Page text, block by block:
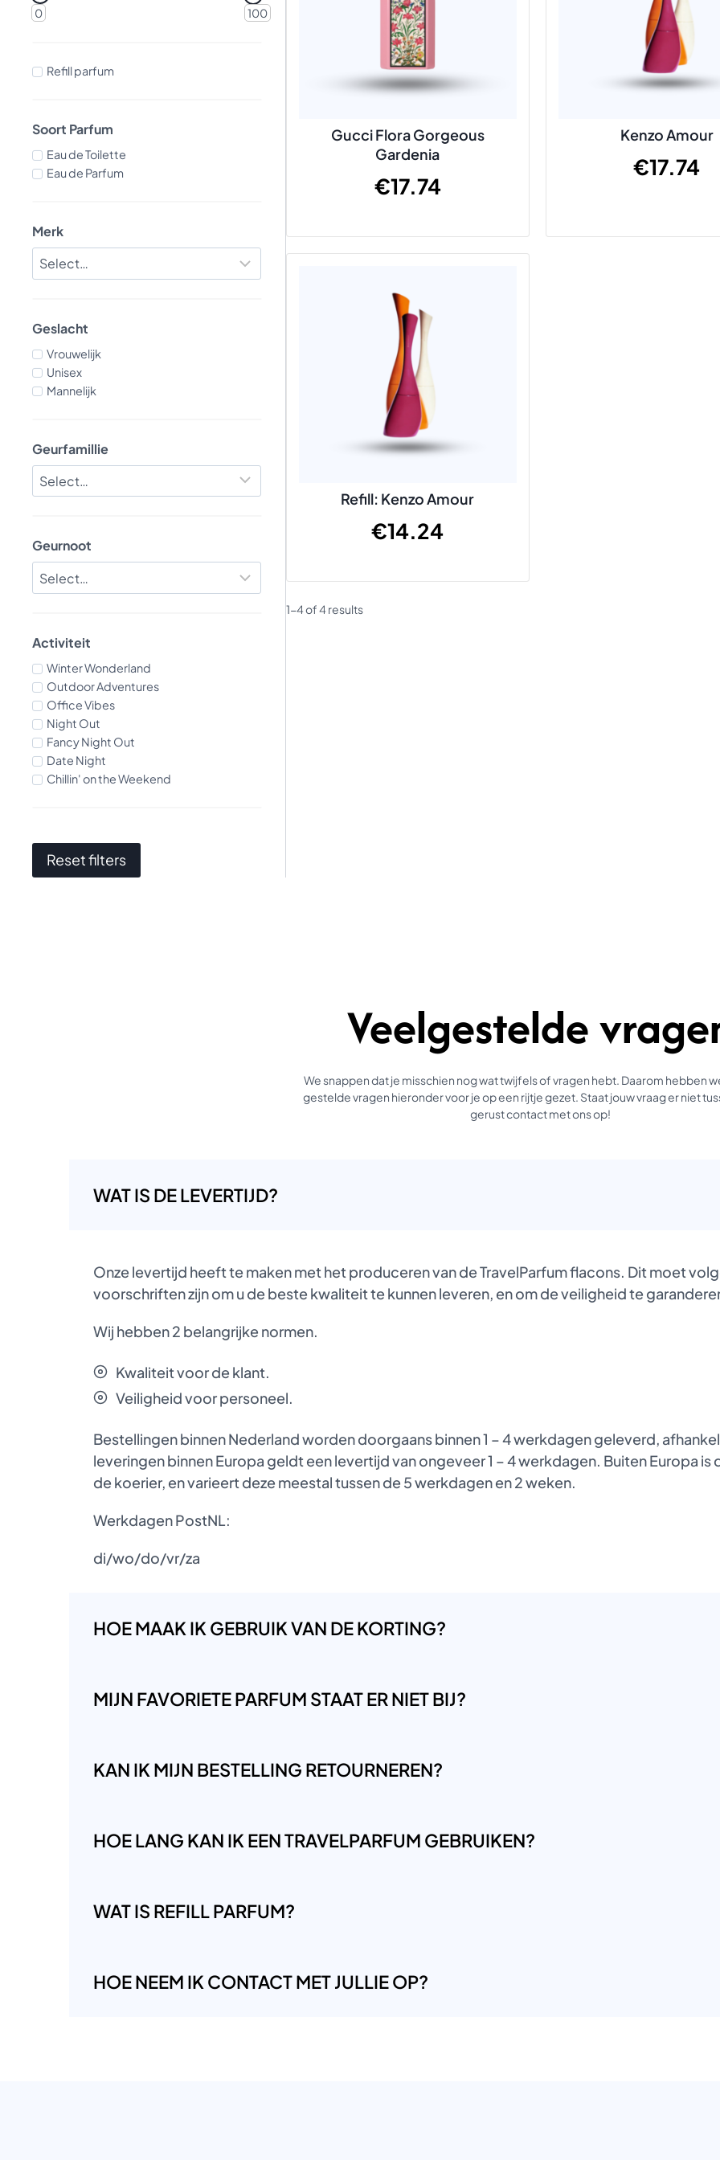
0 100
Refill parfum
Soort Parfum
Eau de Toilette
Eau de Parfum
Merk
Geslacht
Vrouwelijk
Unisex
Mannelijk
Geurfamillie
Geurnoot
Activiteit
Winter Wonderland
Outdoor Adventures
Office Vibes
Night Out
Fancy Night Out
Date Night
Chillin' on the Weekend
Reset filters
Gucci Flora Gorgeous
Gardenia
€17.74
Kenzo Amour
€17.74
Refill: Kenzo Amour
€14.24
1-4 of 4 results
Veelgestelde
We snappen dat je misschien nog wat twijfels of vragen hebt. Daarom hebben
gestelde vragen hieronder voor je op een rijtje gezet. Staat jouw vraag er niet
gerust contact met ons op!
WAT IS DE LEVERTIJD?
Onze levertijd heeft te maken met het produceren van de TravelParfum flacons. Dit moet
voorschriften zijn om u de beste kwaliteit te kunnen leveren, en om de veiligheid te
Wij hebben 2 belangrijke normen.
Kwaliteit voor de klant.
Veiligheid voor personeel.
Bestellingen binnen Nederland worden doorgaans binnen 1 – 4 werkdagen geleverd,
leveringen binnen Europa geldt een levertijd van ongeveer 1 – 4 werkdagen. Buiten Europa is
de koerier, en varieert deze meestal tussen de 5 werkdagen en 2 weken.
Werkdagen PostNL:
di/wo/do/vr/za
HOE MAAK IK GEBRUIK VAN DE KORTING?
MIJN FAVORIETE PARFUM STAAT ER NIET BIJ?
KAN IK MIJN BESTELLING RETOURNEREN?
HOE LANG KAN IK EEN TRAVELPARFUM GEBRUIKEN?
WAT IS REFILL PARFUM?
HOE NEEM IK CONTACT MET JULLIE OP?